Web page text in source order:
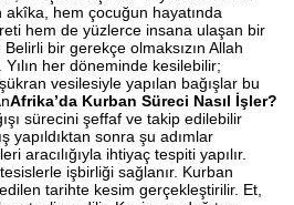
akîka, hem çocuğun hayatında
hem de yüzlerce insana ulaşan bir
Belirli bir gerekçe olmaksızın Allah
Yılın her döneminde kesilebilir;
vesilesiyle yapılan bağışlar bu
Afrika’da Kurban Süreci Nasıl İşler?
sürecini şeffaf ve takip edilebilir
yapıldıktan sonra şu adımlar
aracılığıyla ihtiyaç tespiti yapılır.
işbirliği sağlanır. Kurban
tarihte kesim gerçekleştirilir. Et,